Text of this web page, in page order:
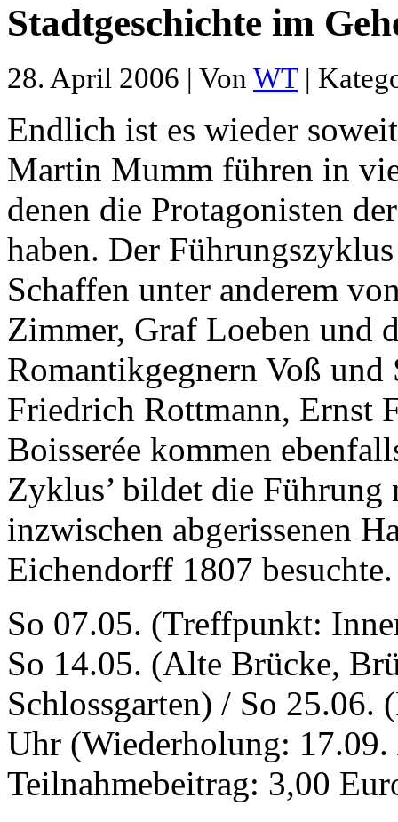
Stadtgeschichte im
28. April 2006 | Von WT|
Endlich ist es wieder
Martin Mumm führen in
denen die Protagonisten
haben. Der
Schaffen unter anderem
Zimmer, Graf Loeben und
Romantikgegnern Voß
Friedrich Rottmann, Ernst
Boisserée kommen
Zyklus’ bildet die Führung
inzwischen abgerissenen
Eichendorff 1807 besuchte.
So 07.05. (Treffpunkt:
So 14.05. (Alte Brücke,
Schlossgarten) / So
Uhr (Wiederholung:
Teilnahmebeitrag: 3,00